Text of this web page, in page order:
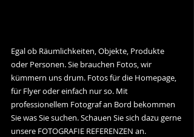
​Egal ob Räumlichkeiten, Objekte, Produkte
oder Personen. Sie brauchen Fotos, wir
kümmern uns drum. Fotos für die Homepage,
für Flyer oder einfach nur so. Mit
professionellem Fotograf an Bord bekommen
Sie was Sie suchen. Schauen Sie sich dazu gerne
unsere FOTOGRAFIE REFERENZEN an.